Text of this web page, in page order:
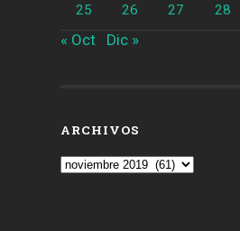
25 26 27 28
« Oct Dic »
ARCHIVOS
Archivos